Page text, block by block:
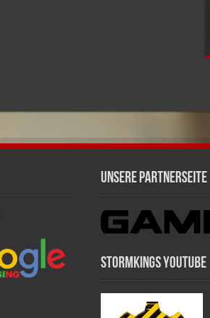
Unsere Partnerseite
Stormkings Youtube